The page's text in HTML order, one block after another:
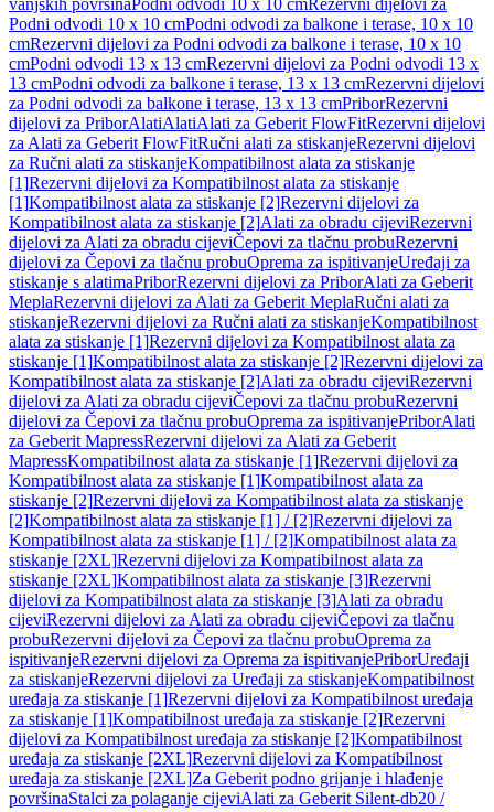
vanjskih površinaPodni odvodi 10 x 10 cmRezervni dijelovi za
Podni odvodi 10 x 10 cmPodni odvodi za balkone i terase, 10 x 10
cmRezervni dijelovi za Podni odvodi za balkone i terase, 10 x 10
cmPodni odvodi 13 x 13 cmRezervni dijelovi za Podni odvodi 13 x
13 cmPodni odvodi za balkone i terase, 13 x 13 cmRezervni dijelovi
za Podni odvodi za balkone i terase, 13 x 13 cmPriborRezervni
dijelovi za PriborAlatiAlatiAlati za Geberit FlowFitRezervni dijelovi
za Alati za Geberit FlowFitRučni alati za stiskanjeRezervni dijelovi
za Ručni alati za stiskanjeKompatibilnost alata za stiskanje
[1]Rezervni dijelovi za Kompatibilnost alata za stiskanje
[1]Kompatibilnost alata za stiskanje [2]Rezervni dijelovi za
Kompatibilnost alata za stiskanje [2]Alati za obradu cijeviRezervni
dijelovi za Alati za obradu cijeviČepovi za tlačnu probuRezervni
dijelovi za Čepovi za tlačnu probuOprema za ispitivanjeUređaji za
stiskanje s alatimaPriborRezervni dijelovi za PriborAlati za Geberit
MeplaRezervni dijelovi za Alati za Geberit MeplaRučni alati za
stiskanjeRezervni dijelovi za Ručni alati za stiskanjeKompatibilnost
alata za stiskanje [1]Rezervni dijelovi za Kompatibilnost alata za
stiskanje [1]Kompatibilnost alata za stiskanje [2]Rezervni dijelovi za
Kompatibilnost alata za stiskanje [2]Alati za obradu cijeviRezervni
dijelovi za Alati za obradu cijeviČepovi za tlačnu probuRezervni
dijelovi za Čepovi za tlačnu probuOprema za ispitivanjePriborAlati
za Geberit MapressRezervni dijelovi za Alati za Geberit
MapressKompatibilnost alata za stiskanje [1]Rezervni dijelovi za
Kompatibilnost alata za stiskanje [1]Kompatibilnost alata za
stiskanje [2]Rezervni dijelovi za Kompatibilnost alata za stiskanje
[2]Kompatibilnost alata za stiskanje [1] / [2]Rezervni dijelovi za
Kompatibilnost alata za stiskanje [1] / [2]Kompatibilnost alata za
stiskanje [2XL]Rezervni dijelovi za Kompatibilnost alata za
stiskanje [2XL]Kompatibilnost alata za stiskanje [3]Rezervni
dijelovi za Kompatibilnost alata za stiskanje [3]Alati za obradu
cijeviRezervni dijelovi za Alati za obradu cijeviČepovi za tlačnu
probuRezervni dijelovi za Čepovi za tlačnu probuOprema za
ispitivanjeRezervni dijelovi za Oprema za ispitivanjePriborUređaji
za stiskanjeRezervni dijelovi za Uređaji za stiskanjeKompatibilnost
uređaja za stiskanje [1]Rezervni dijelovi za Kompatibilnost uređaja
za stiskanje [1]Kompatibilnost uređaja za stiskanje [2]Rezervni
dijelovi za Kompatibilnost uređaja za stiskanje [2]Kompatibilnost
uređaja za stiskanje [2XL]Rezervni dijelovi za Kompatibilnost
uređaja za stiskanje [2XL]Za Geberit podno grijanje i hlađenje
površinaStalci za polaganje cijeviAlati za Geberit Silent-db20 /